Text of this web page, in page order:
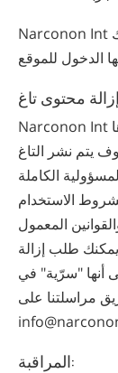
Narconon Int قد تنهي أو تقيّد دخولك Narconon Int
محتوى تاغ
Narconon Int سيستعرض محتوى تاغ وتحديد تاغ معين لنشرها
يتم نشر التاغ
الكاملة
الاستخدام
المعمول
طلب إزالة
أنها "سرّية" في
مراسلتنا على
المراقبة: